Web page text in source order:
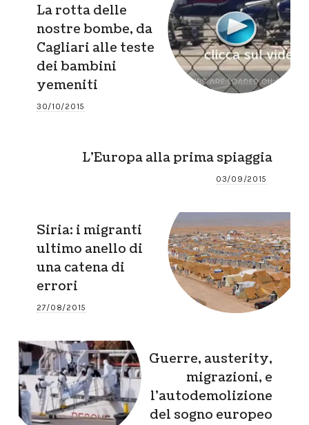
La rotta delle
nostre bombe, da
Cagliari alle teste
dei bambini
yemeniti
30/10/2015
L’Europa alla prima spiaggia
03/09/2015
Siria: i migranti
ultimo anello di
una catena di
errori
27/08/2015
Guerre, austerity,
migrazioni, e
l’autodemolizione
del sogno europeo